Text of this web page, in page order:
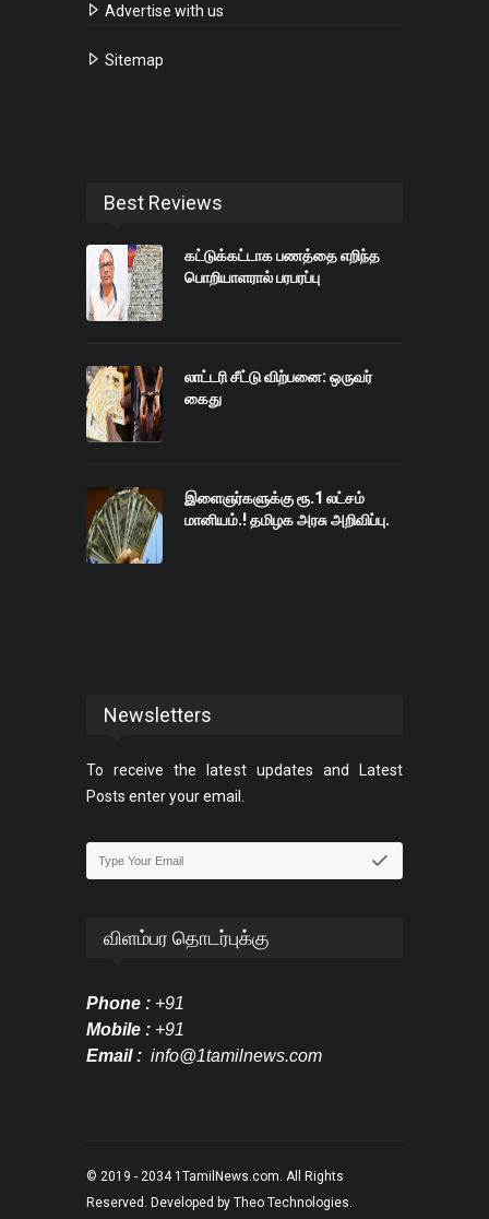
Advertise with us
Sitemap
Best Reviews
கட்டுக்கட்டாக பணத்தை எறிந்த
பொறியாளரால் பரபரப்பு
லாட்டரி சீட்டு விற்பனை: ஒருவர்
கைது
இளைஞர்களுக்கு ரூ.1 லட்சம்
மானியம்.! தமிழக அரசு அறிவிப்பு.
Newsletters
To receive the latest updates and Latest
Posts enter your email.
விளம்பர தொடர்புக்கு
Phone : +91
Mobile : +91
Email : info@1tamilnews.com
© 2019 - 2034 1TamilNews.com. All Rights
Reserved. Developed by Theo Technologies.